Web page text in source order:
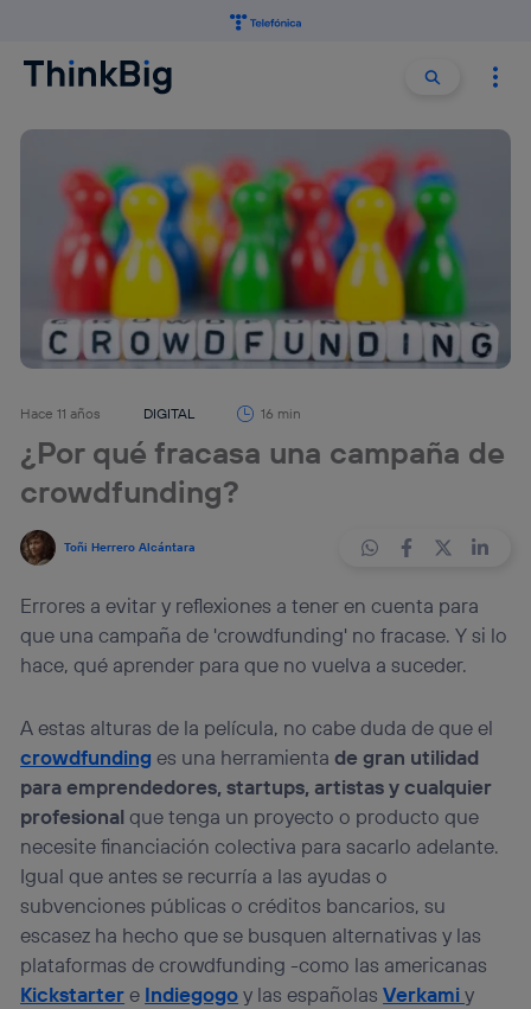
Buscar
Hace 11 años DIGITAL 16 min
¿Por qué fracasa una campaña de
crowdfunding?
Toñi Herrero Alcántara
Errores a evitar y reflexiones a tener en cuenta para
que una campaña de 'crowdfunding' no fracase. Y si lo
hace, qué aprender para que no vuelva a suceder.
A estas alturas de la película, no cabe duda de que el
crowdfunding es una herramientade gran utilidad
para emprendedores, startups, artistas y cualquier
profesionalque tenga un proyecto o producto que
necesite financiación colectiva para sacarlo adelante.
Igual que antes se recurría a las ayudas o
subvenciones públicas o créditos bancarios, su
escasez ha hecho que se busquen alternativas y las
plataformas de crowdfunding -como las americanas
Kickstartere Indiegogoy las españolasVerkamiy